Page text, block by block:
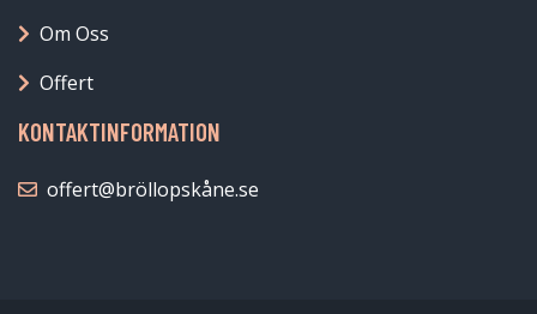
Om Oss
Offert
KONTAKTINFORMATION
offert@bröllopskåne.se